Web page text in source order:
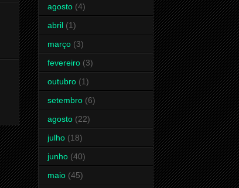
agosto (4)
abril (1)
março (3)
fevereiro (3)
outubro (1)
setembro (6)
agosto (22)
julho (18)
junho (40)
maio (45)